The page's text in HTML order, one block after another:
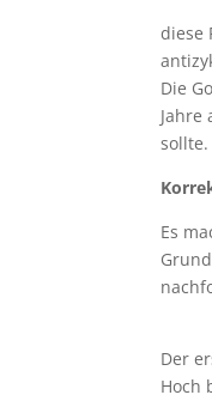
diese
Die
Jahre
sollte.
Es
Der
Hoch